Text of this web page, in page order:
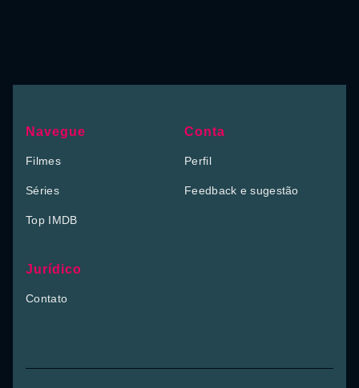
Navegue
Filmes
Séries
Top IMDB
Conta
Perfil
Feedback e sugestão
Jurídico
Contato